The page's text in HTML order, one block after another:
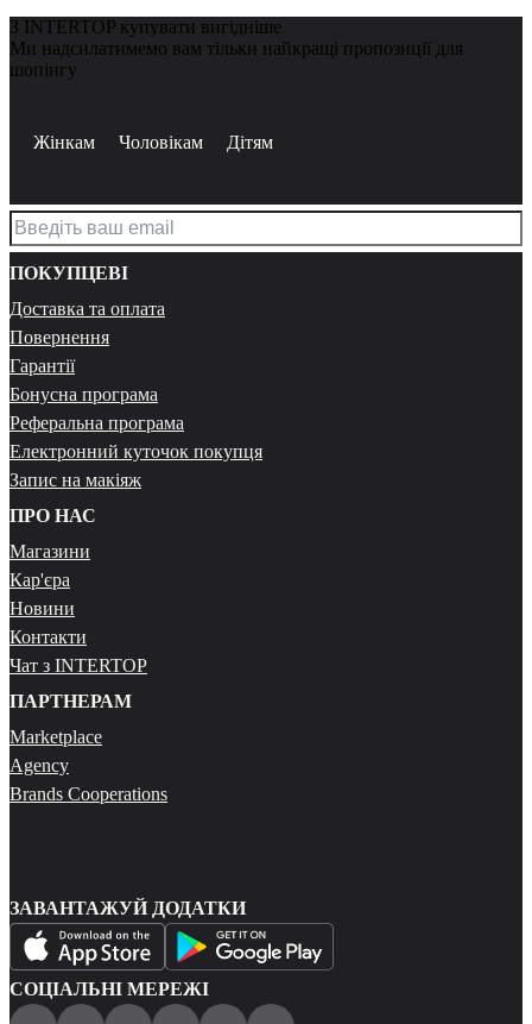
З INTERTOP купувати вигідніше
Ми надсилатимемо вам тільки найкращі пропозиції для
шопінгу
Жінкам Чоловікам Дітям
ПОКУПЦЕВІ
Доставка та оплата
Повернення
Гарантії
Бонусна програма
Реферальна програма
Електронний куточок покупця
Запис на макіяж
ПРО НАС
Магазини
Кар'єра
Новини
Контакти
Чат з INTERTOP
ПАРТНЕРАМ
Marketplace
Agency
Brands Cooperations
ЗАВАНТАЖУЙ ДОДАТКИ
СОЦІАЛЬНІ МЕРЕЖІ